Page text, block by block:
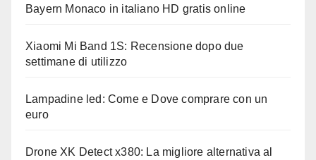
Bayern Monaco in italiano HD gratis online
Xiaomi Mi Band 1S: Recensione dopo due
settimane di utilizzo
Lampadine led: Come e Dove comprare con un
euro
Drone XK Detect x380: La migliore alternativa al